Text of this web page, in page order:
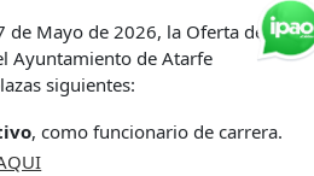
de Mayo de 2026, la Oferta de
Ayuntamiento de Atarfe
siguientes:
, como funcionario de carrera.